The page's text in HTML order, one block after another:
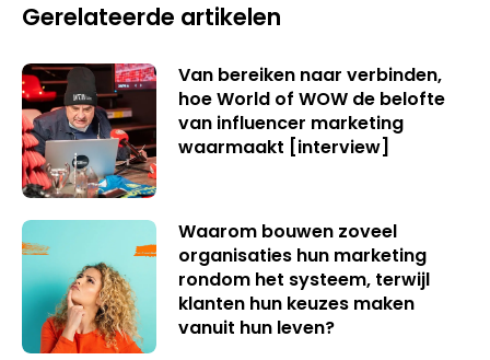
Gerelateerde artikelen
Van bereiken naar verbinden,
hoe World of WOW de belofte
van influencer marketing
waarmaakt [interview]
Waarom bouwen zoveel
organisaties hun marketing
rondom het systeem, terwijl
klanten hun keuzes maken
vanuit hun leven?